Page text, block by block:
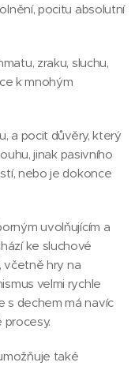
pocitu absolutní
zraku, sluchu,
k mnohým
a pocit důvěry, který
jinak pasivního
nebo je dokonce
uvolňujícím a
ke sluchové
včetně hry na
velmi rychle
s dechem má navíc
procesy.
také